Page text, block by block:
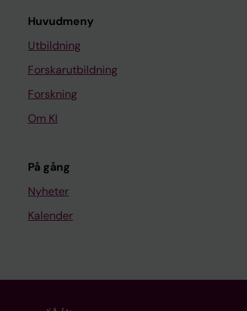
Huvudmeny
Utbildning
Forskarutbildning
Forskning
Om KI
På gång
Nyheter
Kalender